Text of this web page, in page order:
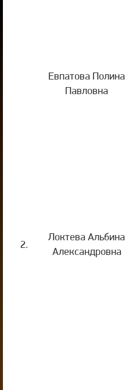
Евпатова Полина
Павловна
2.
Локтева Альбина
Александровна